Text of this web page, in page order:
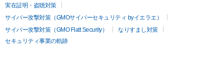
実在証明・盗聴対策
サイバー攻撃対策（GMOサイバーセキュリティ byイエラエ）
サイバー攻撃対策（GMO Flatt Security）
なりすまし対策
セキュリティ事業の軌跡